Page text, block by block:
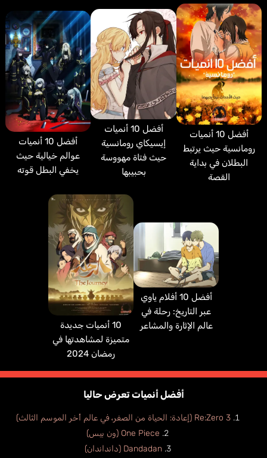
أفضل 10 أنميات
رومانسية حيث يرتبط
البطلان في بداية
القصة
أفضل 10 أنميات
إيسيكاي رومانسية
حيث فتاة مهووسة
بحبيبها
أفضل 10 أنميات
عوالم خيالية حيث
يخفي البطل قوته
أفضل 10 أفلام ياوي
عبر التاريخ: رحلة في
عالم الإثارة والمشاعر
10 أنميات جديدة
متميزة لمشاهدتها في
رمضان 2024
أفضل أنميات تعرض حاليا
Re:Zero 3 (إعادة: الحياة من الصفر، في عالم أخر الموسم الثالث)
One Piece (ون بيس)
Dandadan (دانداندان)